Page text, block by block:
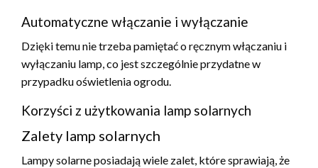
Automatyczne włączanie i wyłączanie
Dzięki temu nie trzeba pamiętać o ręcznym włączaniu i
wyłączaniu lamp, co jest szczególnie przydatne w
przypadku oświetlenia ogrodu.
Korzyści z użytkowania lamp solarnych
Zalety lamp solarnych
Lampy solarne posiadają wiele zalet, które sprawiają, że